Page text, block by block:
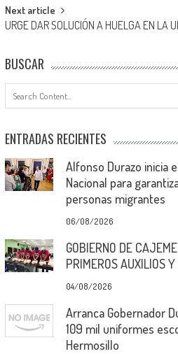
Next article
URGE DAR SOLUCIÓN A HUELGA EN LA
BUSCAR
ENTRADAS RECIENTES
Alfonso Durazo inicia
Nacional para
personas migrantes
06/08/2026
GOBIERNO DE
PRIMEROS AUXILIOS
04/08/2026
Arranca Gobernador
109 mil uniformes
Hermosillo